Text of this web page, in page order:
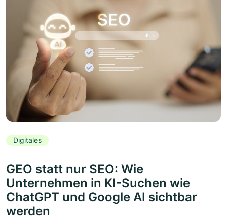
Digitales
GEO statt nur SEO: Wie
Unternehmen in KI-Suchen wie
ChatGPT und Google AI sichtbar
werden